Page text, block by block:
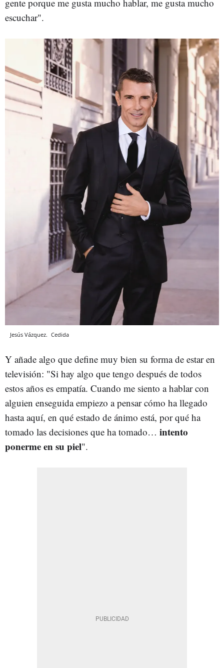
gente porque me gusta mucho hablar, me gusta mucho
escuchar".
Jesús Vázquez. Cedida
Y añade algo que define muy bien su forma de estar en
televisión: "Si hay algo que tengo después de todos
estos años es empatía. Cuando me siento a hablar con
alguien enseguida empiezo a pensar cómo ha llegado
hasta aquí, en qué estado de ánimo está, por qué ha
tomado las decisiones que ha tomado… intento
ponerme en su piel".